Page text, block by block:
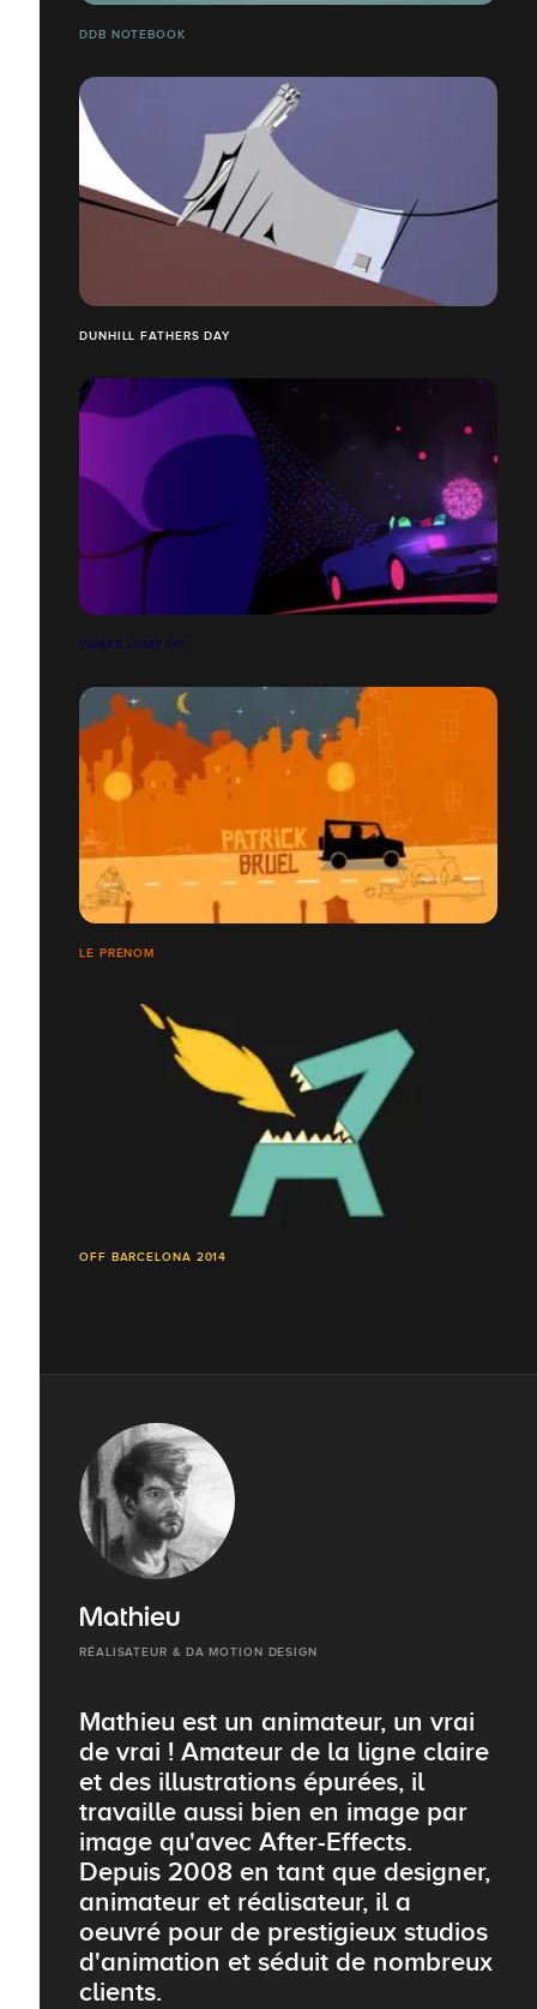
DDB NOTEBOOK
DUNHILL FATHERS DAY
PUNKS JUMP UP
LE PRÉNOM
OFF BARCELONA 2014
Mathieu
RÉALISATEUR & DA MOTION DESIGN
Mathieu est un animateur, un vrai
de vrai ! Amateur de la ligne claire
et des illustrations épurées, il
travaille aussi bien en image par
image qu'avec After-Effects.
Depuis 2008 en tant que designer,
animateur et réalisateur, il a
oeuvré pour de prestigieux studios
d'animation et séduit de nombreux
clients.